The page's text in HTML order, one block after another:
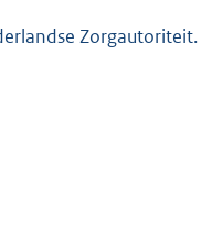
Zorgautoriteit.